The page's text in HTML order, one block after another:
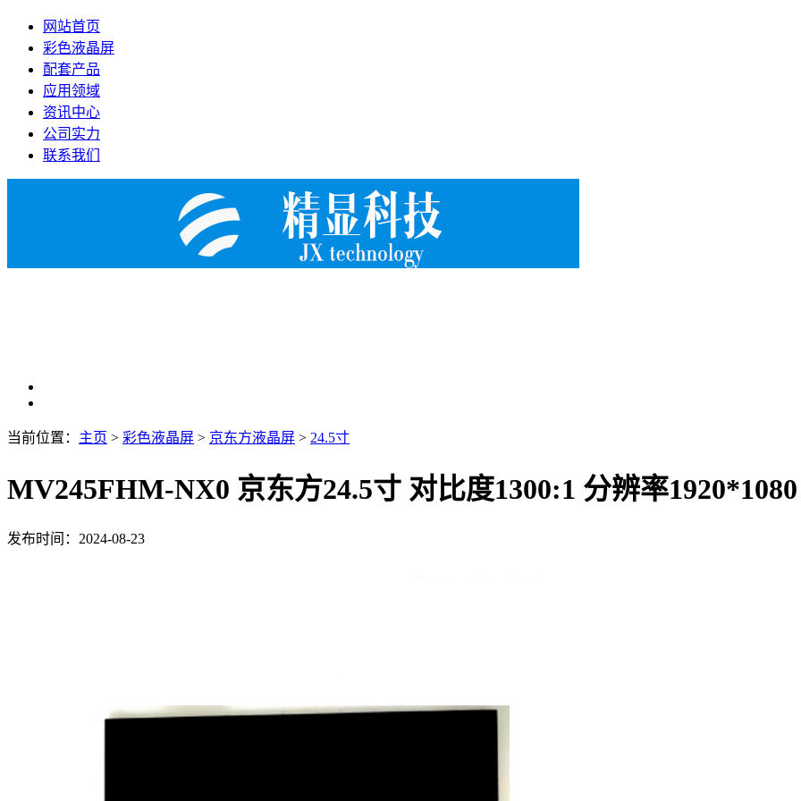
网站首页
彩色液晶屏
配套产品
应用领域
资讯中心
公司实力
联系我们
当前位置： 主页 > 彩色液晶屏 > 京东方液晶屏 > 24.5寸
MV245FHM-NX0 京东方24.5寸 对比度1300:1 分辨率
发布时间：2024-08-23